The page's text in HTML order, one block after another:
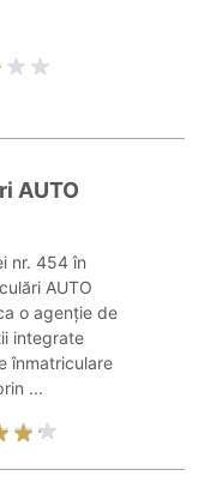
AUTO
nr. 454 în
AUTO
o agenție de
integrate
înmatriculare
...